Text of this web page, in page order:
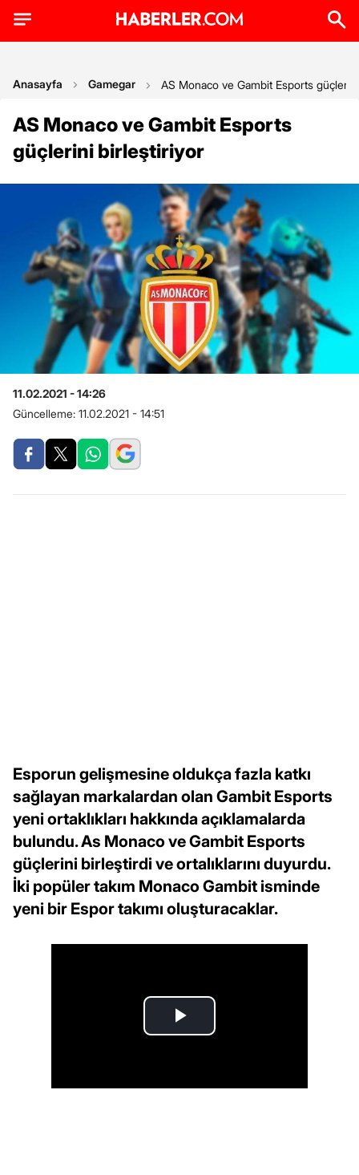
Anasayfa Gamegar AS Monaco ve Gambit Esports
AS Monaco ve Gambit Esports
güçlerini birleştiriyor
11.02.2021 - 14:26
Güncelleme: 11.02.2021 - 14:51
Esporun gelişmesine oldukça fazla katkı
sağlayan markalardan olan Gambit Esports
yeni ortaklıkları hakkında açıklamalarda
bulundu. As Monaco ve Gambit Esports
güçlerini birleştirdi ve ortalıklarını duyurdu.
İki popüler takım Monaco Gambit isminde
yeni bir Espor takımı oluşturacaklar.